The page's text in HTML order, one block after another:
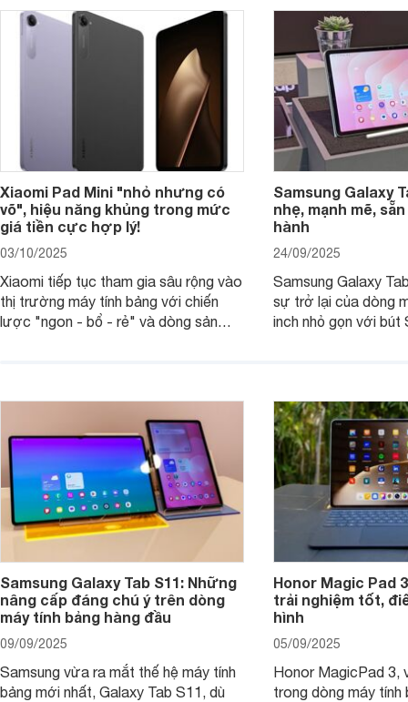
Xiaomi Pad Mini "nhỏ nhưng có
võ", hiệu năng khủng trong mức
giá tiền cực hợp lý!
03/10/2025
Xiaomi tiếp tục tham gia sâu rộng vào
thị trường máy tính bảng với chiến
lược "ngon - bổ - rẻ" và dòng sản
hội tụ những trang bị cao cấp hàng
đầu, tối ưu trải nghiệm của người sử
dụng.
Samsung Galaxy
nhẹ, mạnh mẽ,
hành
24/09/2025
Samsung Galaxy
sự trở lại của dòng
inch nhỏ gọn với bút
thực sự đáng giá?
Samsung Galaxy Tab S11: Những
nâng cấp đáng chú ý trên dòng
máy tính bảng hàng đầu
09/09/2025
Samsung vừa ra mắt thế hệ máy tính
bảng mới nhất, Galaxy Tab S11, dù
Honor Magic Pad
trải nghiệm tốt,
hình
05/09/2025
Honor MagicPad 3,
trong dòng máy tính